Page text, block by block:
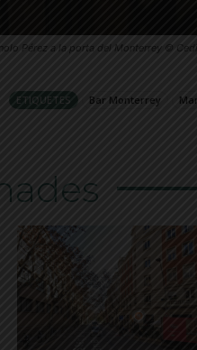
Pérez a la porta del Monterrey ©
ETIQUETES Bar Monterrey